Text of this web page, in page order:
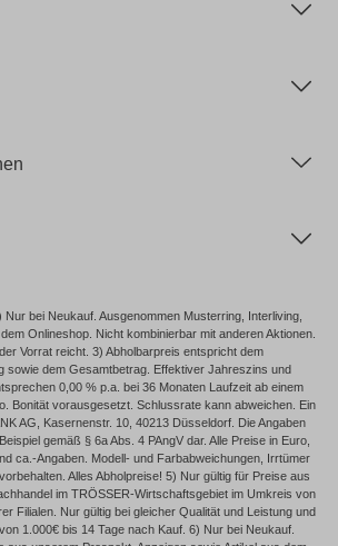
bei Neukauf. Ausgenommen Musterring, Interliving,
Onlineshop. Nicht kombinierbar mit anderen Aktionen.
Vorrat reicht. 3) Abholbarpreis entspricht dem
sowie dem Gesamtbetrag. Effektiver Jahreszins und
0,00 % p.a. bei 36 Monaten Laufzeit ab einem
Bonität vorausgesetzt. Schlussrate kann abweichen. Ein
AG, Kasernenstr. 10, 40213 Düsseldorf. Die Angaben
gemäß § 6a Abs. 4 PAngV dar. Alle Preise in Euro,
ca.-Angaben. Modell- und Farbabweichungen, Irrtümer
Alles Abholpreise! 5) Nur gültig für Preise aus
im TRÖSSER-Wirtschaftsgebiet im Umkreis von
Filialen. Nur gültig bei gleicher Qualität und Leistung und
1.000€ bis 14 Tage nach Kauf. 6) Nur bei Neukauf.